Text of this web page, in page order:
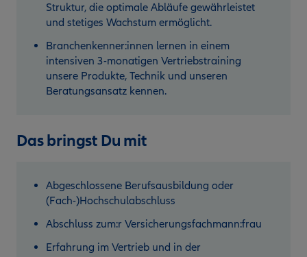
Struktur, die optimale Abläufe gewährleistet
und stetiges Wachstum ermöglicht.
Branchenkenner:innen lernen in einem
intensiven 3-monatigen Vertriebstraining
unsere Produkte, Technik und unseren
Beratungsansatz kennen.
Das bringst Du mit
Abgeschlossene Berufsausbildung oder
(Fach-)Hochschulabschluss
Abschluss zum:r Versicherungsfachmann:frau
Erfahrung im Vertrieb und in der